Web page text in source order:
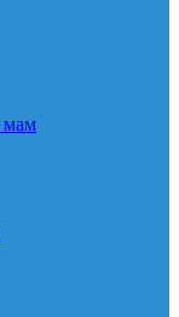
мам